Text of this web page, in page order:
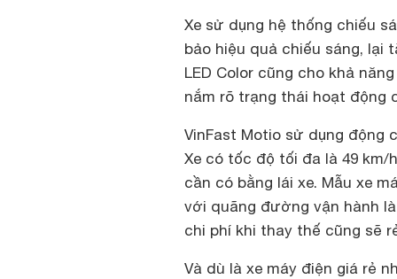
Xe sử dụng hệ thống chiếu
bảo hiệu quả chiếu sáng, lại
LED Color cũng cho khả
nắm rõ trạng thái hoạt động
VinFast Motio sử dụng động
Xe có tốc độ tối đa là 49
cần có bằng lái xe. Mẫu xe
với quãng đường vận hành
chi phí khi thay thế cũng sẽ
Và dù là xe máy điện giá rẻ